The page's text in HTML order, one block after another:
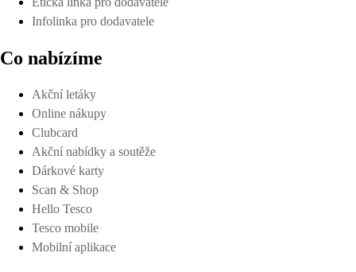
Infolinka pro dodavatele
Co nabízíme
Akční letáky
Online nákupy
Clubcard
Akční nabídky a soutěže
Dárkové karty
Scan & Shop
Hello Tesco
Tesco mobile
Mobilní aplikace